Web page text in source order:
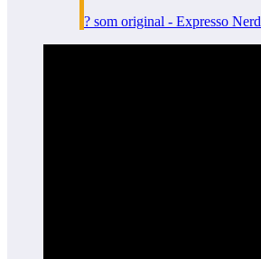
? som original - Expresso Nerd